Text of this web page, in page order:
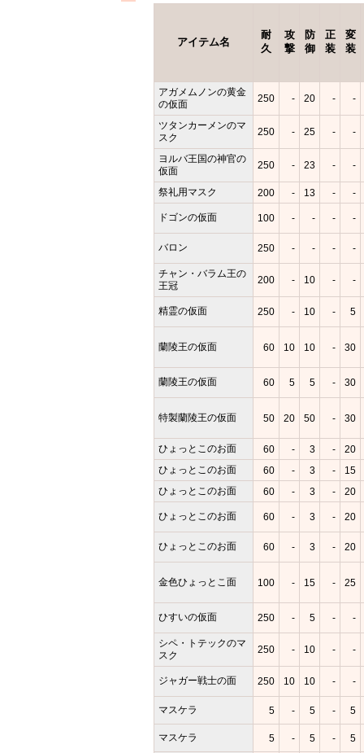
アイテム名
耐
久
攻
撃
防
御
正
装
変
装
アガメムノンの黄金
の仮面
250 - 20 - -
ツタンカーメンのマ
スク
250 - 25 - -
ヨルバ王国の神官の
仮面
250 - 23 - -
祭礼用マスク 200 - 13 - -
ドゴンの仮面 100 - - - -
バロン 250 - - - -
チャン・バラム王の
王冠
200 - 10 - -
精霊の仮面 250 - 10 - 5
蘭陵王の仮面 60 10 10 - 30
蘭陵王の仮面 60 5 5 - 30
特製蘭陵王の仮面 50 20 50 - 30
ひょっとこのお面 60 - 3 -
20
ひょっとこのお面
60 - 3 -
15
ひょっとこのお面
60 - 3 - 20
ひょっとこのお面 60 - 3 - 20
ひょっとこのお面 60 - 3 - 20
金色ひょっとこ面 100 - 15 - 25
ひすいの仮面 250 - 5 - -
シペ・トテックのマ
スク
250 - 10 - -
ジャガー戦士の面 250 10 10 - -
マスケラ 5 - 5 - 5
マスケラ 5 - 5 - 5